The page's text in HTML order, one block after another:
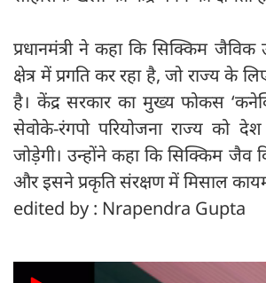
प्रधानमंत्री ने कहा कि सिक्किम जैविक
क्षेत्र में प्रगति कर रहा है, जो राज्य के
है। केंद्र सरकार का मुख्य फोकस
सेवोके-रंगपो परियोजना राज्य को
जोड़ेगी। उन्होंने कहा कि सिक्किम जैव
और इसने प्रकृति संरक्षण में मिसाल
edited by : Nrapendra Gupta